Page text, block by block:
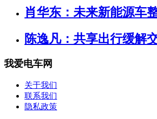
肖华东：未来新能源车
陈逸凡：共享出行缓解
我爱电车网
关于我们
联系我们
隐私政策